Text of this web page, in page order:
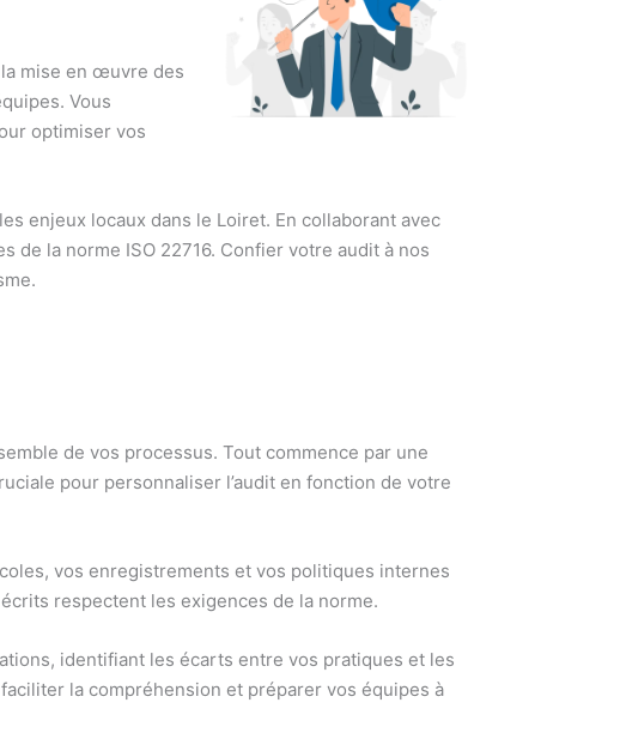
mise en œuvre des
Vous
optimiser vos
enjeux locaux dans le Loiret. En collaborant avec
la norme ISO 22716. Confier votre audit à nos
de vos processus. Tout commence par une
pour personnaliser l’audit en fonction de votre
vos enregistrements et vos politiques internes
respectent les exigences de la norme.
identifiant les écarts entre vos pratiques et les
la compréhension et préparer vos équipes à